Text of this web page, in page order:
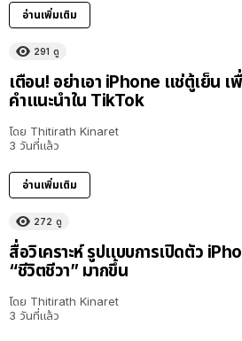
อ่านเพิ่มเติม
291 ดู
เตือน! อย่าเอา iPhone แช่ตู้เย็น เ
คำแนะนำใน TikTok
โดย Thitirath Kinaret
3 วันที่แล้ว
อ่านเพิ่มเติม
272 ดู
สื่อวิเคราะห์ รูปแบบการเปิดตัว
“ชีวิตชีวา” มากขึ้น
โดย Thitirath Kinaret
3 วันที่แล้ว